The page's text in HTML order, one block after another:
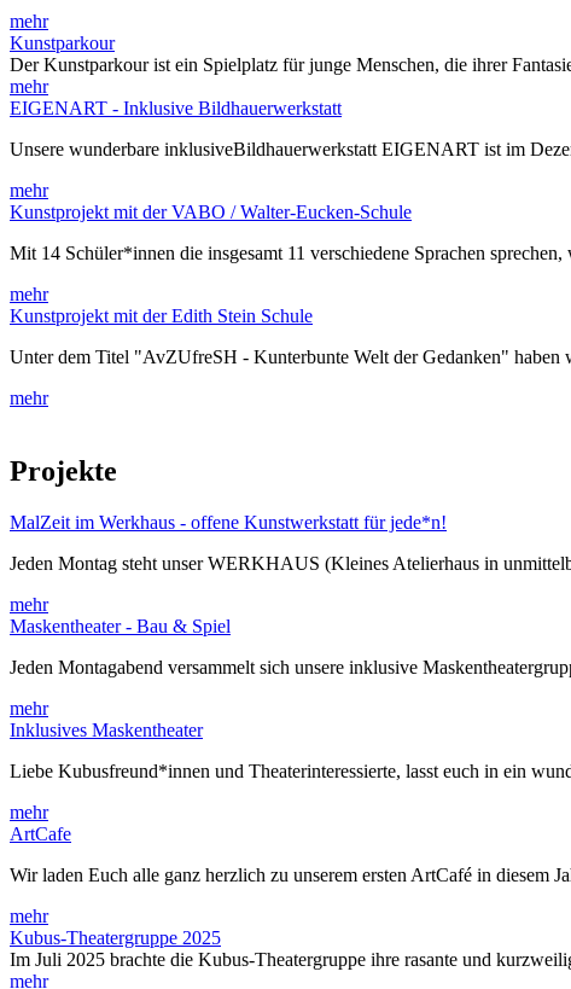
mehr
Kunstparkour
Der Kunstparkour ist ein Spielplatz für junge Menschen, die ihrer
mehr
EIGENART - Inklusive Bildhauerwerkstatt
Unsere wunderbare inklusiveBildhauerwerkstatt EIGENART ist im
mehr
Kunstprojekt mit der VABO / Walter-Eucken-Schule
Mit 14 Schüler*innen die insgesamt 11 verschiedene Sprachen
mehr
Kunstprojekt mit der Edith Stein Schule
Unter dem Titel "AvZUfreSH - Kunterbunte Welt der Gedanken"
mehr
Projekte
MalZeit im Werkhaus - offene Kunstwerkstatt für jede*n!
Jeden Montag steht unser WERKHAUS (Kleines Atelierhaus in
mehr
Maskentheater - Bau & Spiel
Jeden Montagabend versammelt sich unsere inklusive
mehr
Inklusives Maskentheater
Liebe Kubusfreund*innen und Theaterinteressierte, lasst euch in ein
mehr
ArtCafe
Wir laden Euch alle ganz herzlich zu unserem ersten ArtCafé in diesem
mehr
Kubus-Theatergruppe 2025
Im Juli 2025 brachte die Kubus-Theatergruppe ihre rasante und
mehr